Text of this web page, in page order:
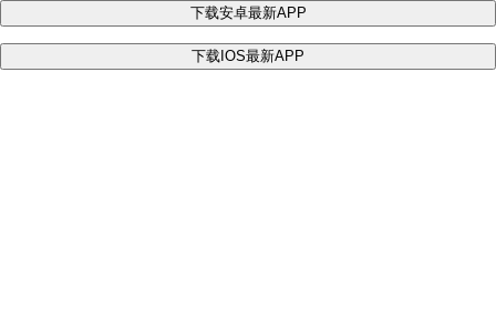
下载安卓最新APP
下载IOS最新APP